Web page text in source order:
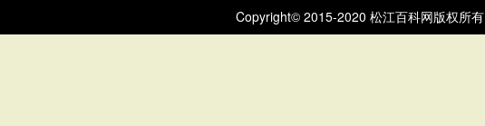
Copyright© 2015-2020 松江百科网版权所有